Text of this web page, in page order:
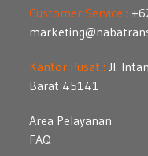
Customer Service :
Kantor Pusat : Jl.
Barat 45141
Area Pelayanan
FAQ